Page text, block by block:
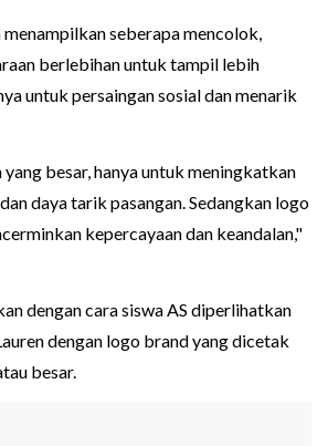
menampilkan seberapa mencolok,
berlebihan untuk tampil lebih
untuk persaingan sosial dan menarik
besar, hanya untuk meningkatkan
daya tarik pasangan. Sedangkan logo
kepercayaan dan keandalan,"
dengan cara siswa AS diperlihatkan
dengan logo brand yang dicetak
besar.